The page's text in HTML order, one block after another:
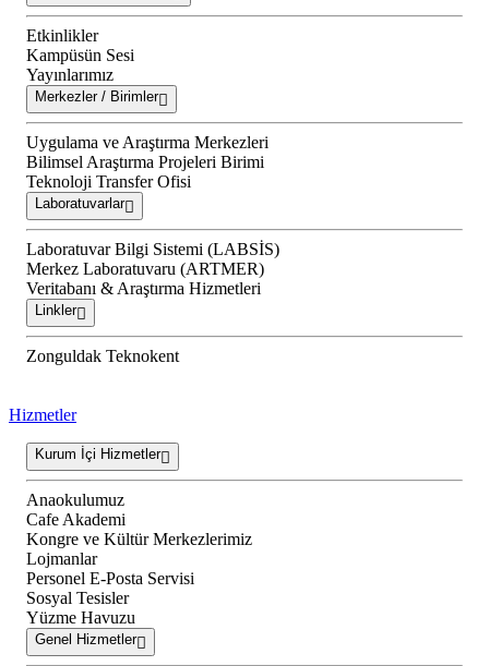
Etkinlikler
Kampüsün Sesi
Yayınlarımız
Merkezler / Birimler
Uygulama ve Araştırma Merkezleri
Bilimsel Araştırma Projeleri Birimi
Teknoloji Transfer Ofisi
Laboratuvarlar
Laboratuvar Bilgi Sistemi (LABSİS)
Merkez Laboratuvaru (ARTMER)
Veritabanı & Araştırma Hizmetleri
Linkler
Zonguldak Teknokent
Hizmetler
Kurum İçi Hizmetler
Anaokulumuz
Cafe Akademi
Kongre ve Kültür Merkezlerimiz
Lojmanlar
Personel E-Posta Servisi
Sosyal Tesisler
Yüzme Havuzu
Genel Hizmetler